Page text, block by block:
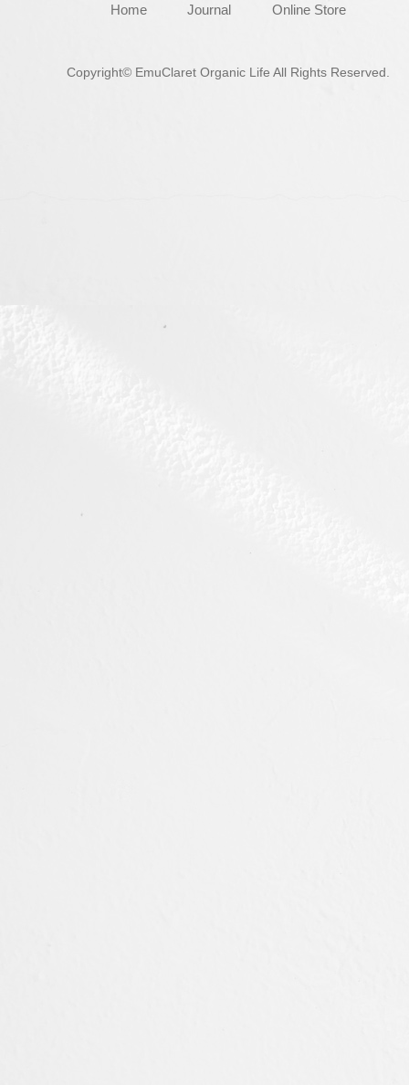
Home Journal Online Store
Copyright© EmuClaret Organic Life All Rights Reserved.